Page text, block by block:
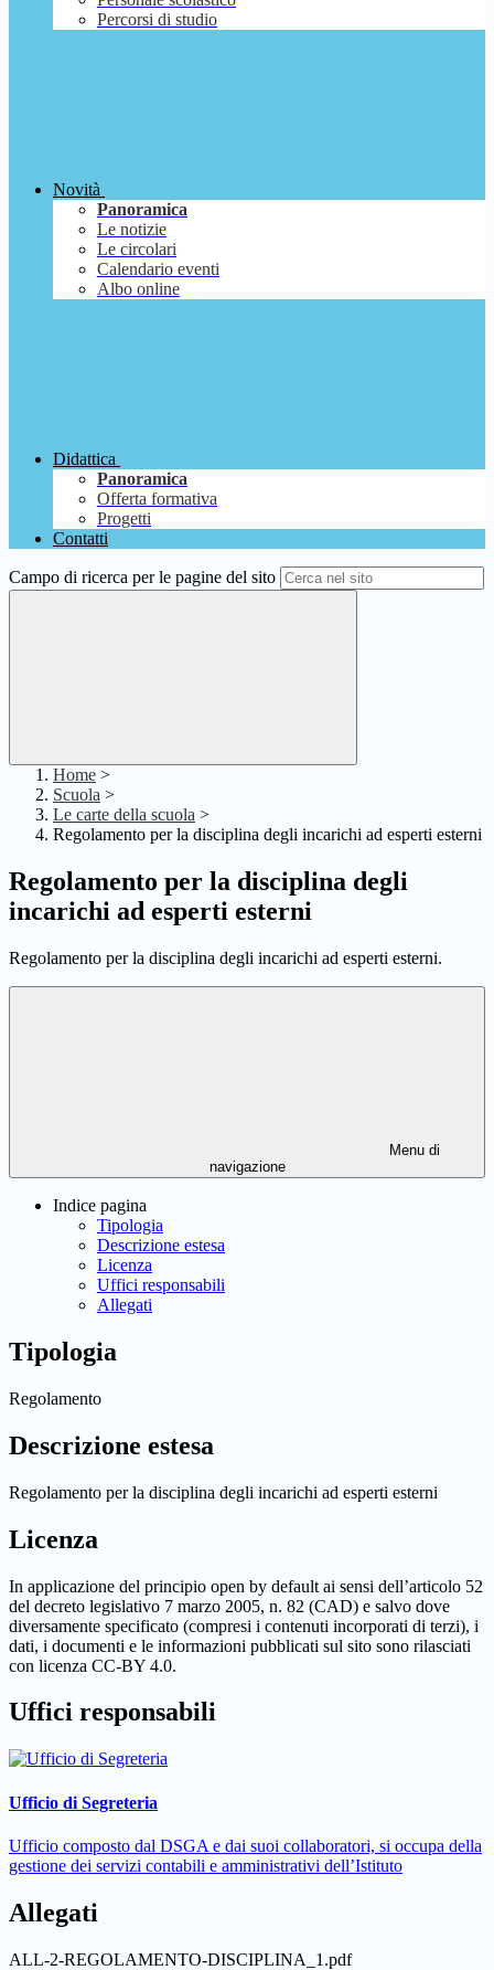
Percorsi di studio
Novità
Panoramica
Le notizie
Le circolari
Calendario eventi
Albo online
Didattica
Panoramica
Offerta formativa
Progetti
Contatti
Campo di ricerca per le pagine del sito
Home >
Scuola >
Le carte della scuola >
Regolamento per la disciplina degli incarichi ad esperti esterni
Regolamento per la disciplina degli
incarichi ad esperti esterni
Regolamento per la disciplina degli incarichi ad esperti esterni.
Menu di
navigazione
Indice pagina
Tipologia
Descrizione estesa
Licenza
Uffici responsabili
Allegati
Tipologia
Regolamento
Descrizione estesa
Regolamento per la disciplina degli incarichi ad esperti esterni
Licenza
In applicazione del principio open by default ai sensi dell’articolo 52
del decreto legislativo 7 marzo 2005, n. 82 (CAD) e salvo dove
diversamente specificato (compresi i contenuti incorporati di terzi), i
dati, i documenti e le informazioni pubblicati sul sito sono rilasciati
con licenza CC-BY 4.0.
Uffici responsabili
Ufficio di Segreteria
Ufficio composto dal DSGA e dai suoi collaboratori, si occupa della
gestione dei servizi contabili e amministrativi dell’Istituto
Allegati
ALL-2-REGOLAMENTO-DISCIPLINA_1.pdf